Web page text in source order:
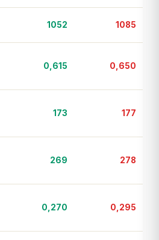
1052 1085
0,615 0,650
173 177
269 278
0,270 0,295